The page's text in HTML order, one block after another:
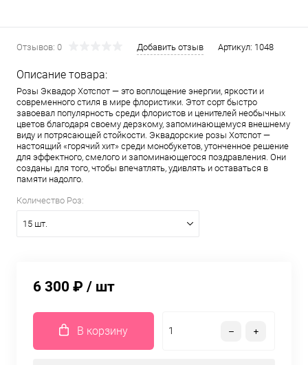
Отзывов: 0 Добавить отзыв Артикул: 1048
Описание товара:
Розы Эквадор Хотспот — это воплощение энергии, яркости и
современного стиля в мире флористики. Этот сорт быстро
завоевал популярность среди флористов и ценителей необычных
цветов благодаря своему дерзкому, запоминающемуся внешнему
виду и потрясающей стойкости. Эквадорские розы Хотспот —
настоящий «горячий хит» среди монобукетов, утонченное решение
для эффектного, смелого и запоминающегося поздравления. Они
созданы для того, чтобы впечатлять, удивлять и оставаться в
памяти надолго.
Количество Роз:
15 шт.
6 300 ₽ / шт
В корзину